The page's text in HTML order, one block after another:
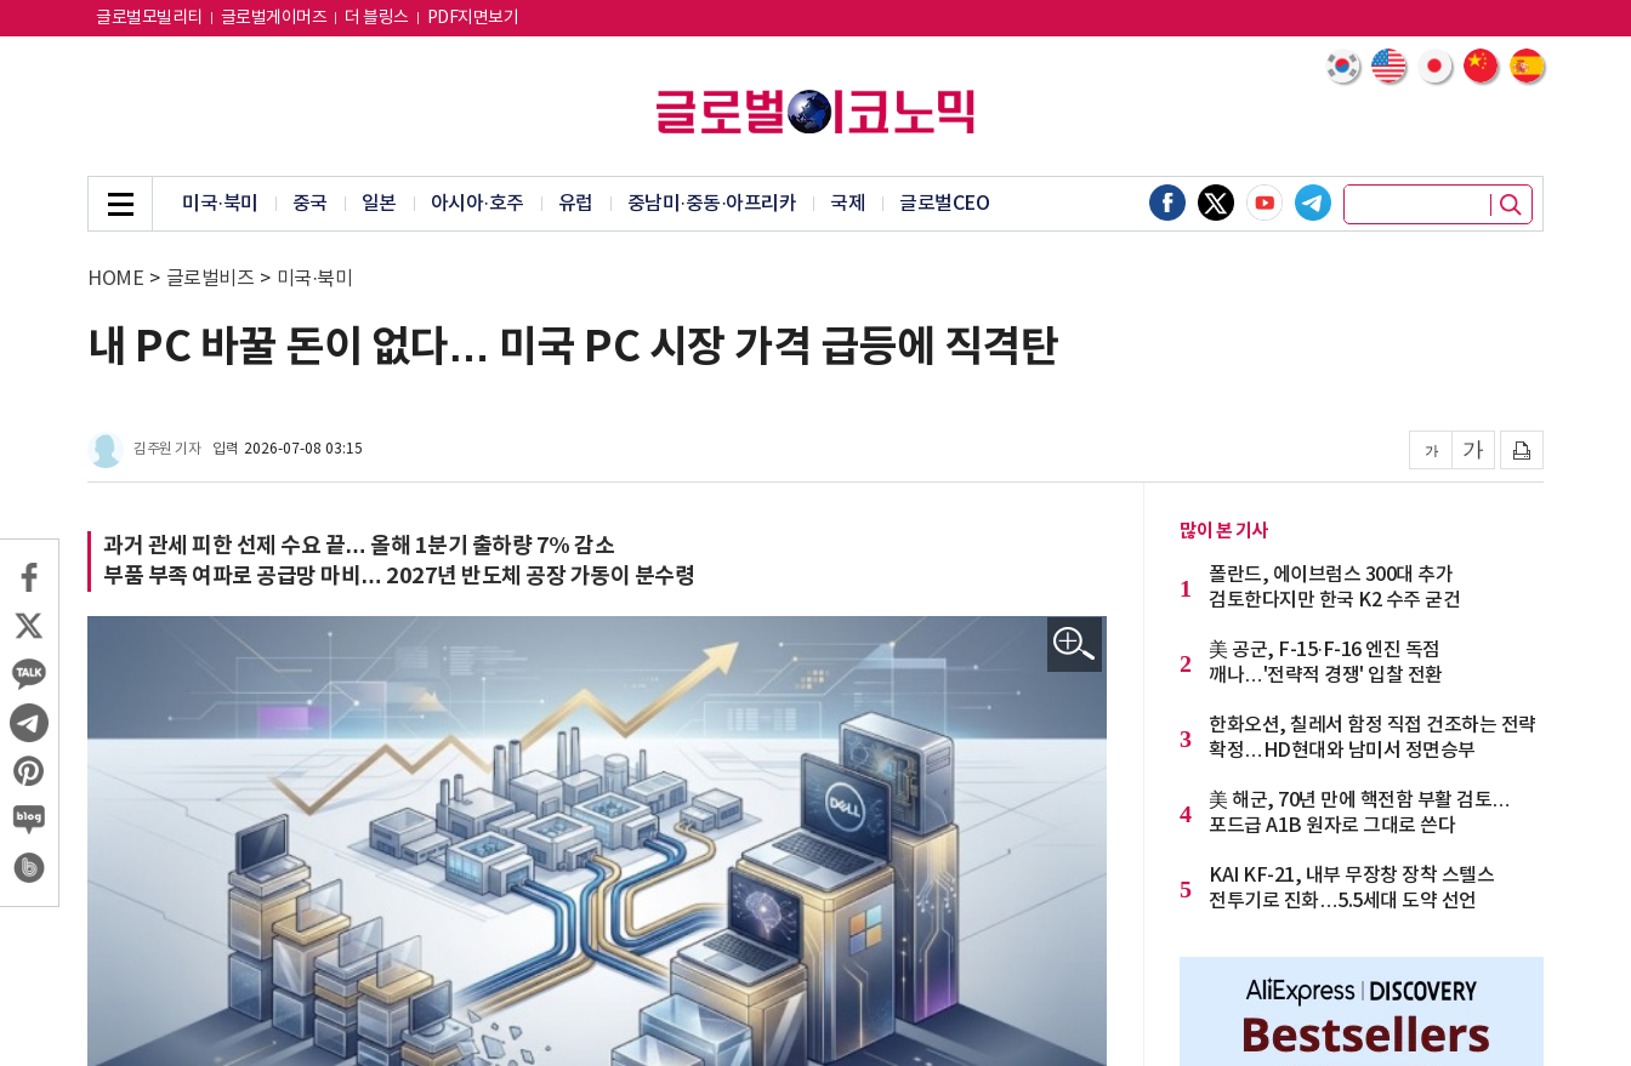
글로벌모빌리티 글로벌게이머즈 더 블링스 PDF지면보기
미국·북미 중국 일본 아시아·호주 유럽 중남미·중동·아프리카 국제 글로벌CEO
HOME > 글로벌비즈 > 미국·북미
내 PC 바꿀 돈이 없다… 미국 PC 시장 가격 급등에 직격탄
김주원 기자 입력 2026-07-08 03:15
과거 관세 피한 선제 수요 끝… 올해 1분기 출하량 7% 감소
부품 부족 여파로 공급망 마비… 2027년 반도체 공장 가동이 분수령
많이 본 기사
1
폴란드, 에이브럼스 300대 추가
검토한다지만 한국 K2 수주 굳건
2
美 공군, F-15·F-16 엔진 독점
깨나…'전략적 경쟁' 입찰 전환
3
한화오션, 칠레서 함정 직접 건조하는 전략
확정…HD현대와 남미서 정면승부
4
美 해군, 70년 만에 핵전함 부활 검토…
포드급 A1B 원자로 그대로 쓴다
5
KAI KF-21, 내부 무장창 장착 스텔스
전투기로 진화…5.5세대 도약 선언